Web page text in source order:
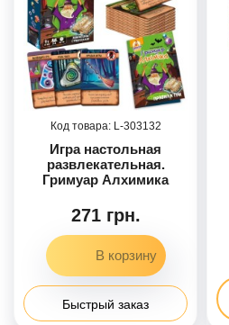
303132
Игра настольная
развлекательная.
Гримуар Алхимика
271 грн.
Быстрый заказ